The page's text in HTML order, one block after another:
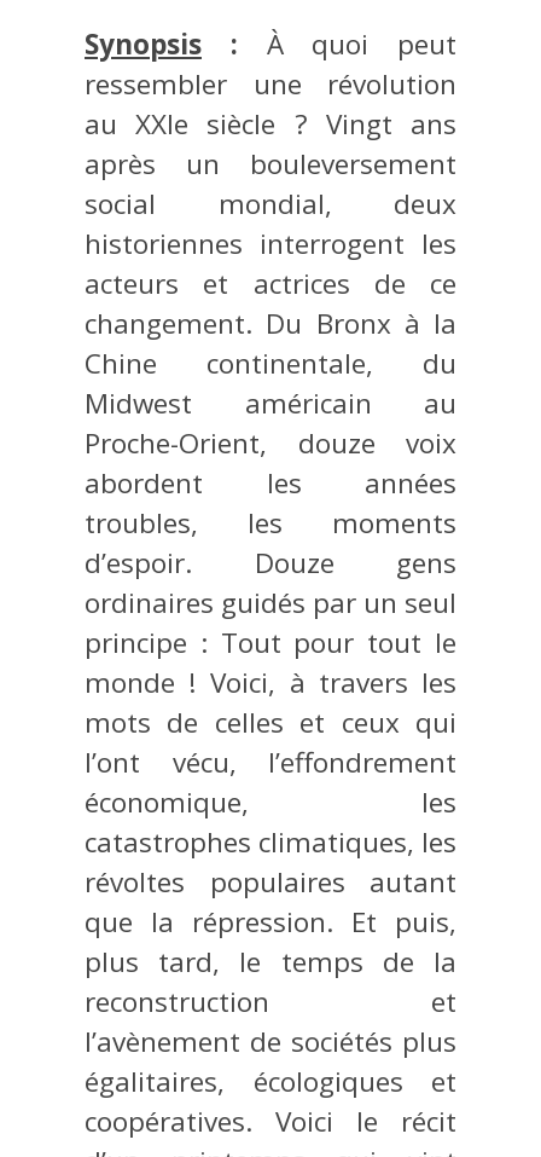
Synopsis : À quoi peut
ressembler une révolution
au XXIe siècle ? Vingt ans
après un bouleversement
social mondial, deux
historiennes interrogent les
acteurs et actrices de ce
changement. Du Bronx à la
Chine continentale, du
Midwest américain au
Proche-Orient, douze voix
abordent les années
troubles, les moments
d’espoir. Douze gens
ordinaires guidés par un seul
principe : Tout pour tout le
monde ! Voici, à travers les
mots de celles et ceux qui
l’ont vécu, l’effondrement
économique, les
catastrophes climatiques, les
révoltes populaires autant
que la répression. Et puis,
plus tard, le temps de la
reconstruction et
l’avènement de sociétés plus
égalitaires, écologiques et
coopératives. Voici le récit